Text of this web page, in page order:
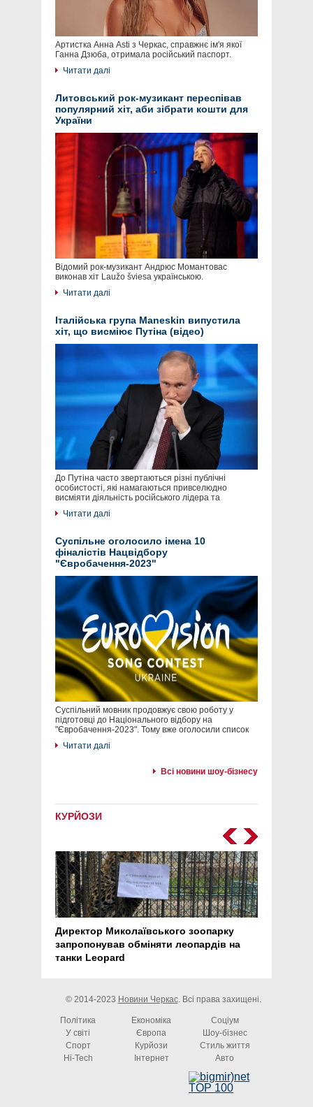
Артистка Анна Asti з Черкас, справжнє ім'я якої
Ганна Дзюба, отримала російський паспорт.
Читати далі
Литовський рок-музикант переспівав
популярний хіт, аби зібрати кошти для
України
Відомий рок-музикант Андрюс Момантовас
виконав хіт Laužo šviesa українською.
Читати далі
Італійська група Maneskin випустила
хіт, що висміює Путіна (відео)
До Путіна часто звертаються різні публічні
особистості, які намагаються привселюдно
висміяти діяльність російського лідера та
Читати далі
Суспільне оголосило імена 10
фіналістів Нацвідбору
"Євробачення-2023"
Суспільний мовник продовжує свою роботу у
підготовці до Національного відбору на
"Євробачення-2023". Тому вже оголосили список
Читати далі
Всі новини шоу-бізнесу
КУРЙОЗИ
Директор Миколаївського зоопарку
запропонував обміняти леопардів на
танки Leopard
© 2014-2023 Новини Черкас. Всі права захищені.
Політика Економіка
Соціум
У світі
Європа
Шоу-бізнес
Спорт
Курйози
Стиль життя
Hi-Tech
Інтернет Авто